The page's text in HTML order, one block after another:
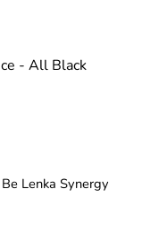
- All Black
Lenka Synergy